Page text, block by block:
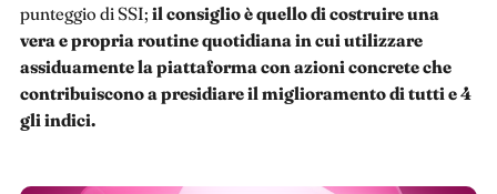
punteggio di SSI; il consiglio è quello di costruire una
vera e propria routine quotidiana in cui utilizzare
assiduamente la piattaforma con azioni concrete che
contribuiscono a presidiare il miglioramento di tutti e 4
gli indici.